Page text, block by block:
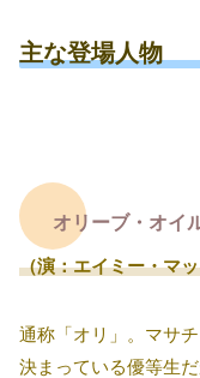
主な登場人物
オリーブ・オイ
（演：エイミー・マ
通称「オリ」。マサ
決まっている優等生